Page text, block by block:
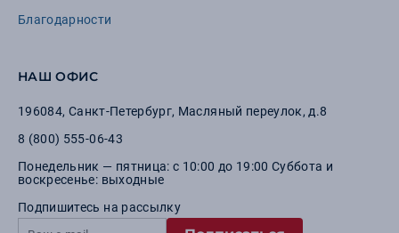
Благодарности
НАШ ОФИС
196084, Санкт-Петербург, Масляный переулок, д.8
8 (800) 555-06-43
Понедельник — пятница: с 10:00 до 19:00 Суббота и
воскресенье: выходные
Подпишитесь на рассылку